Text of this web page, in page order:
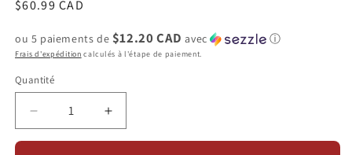
Prix
$60.99 CAD
ou 5 paiements de $12.20 CAD avec ⓘ
Frais d'expédition calculés à l'étape de paiement.
Quantité
Quantité
Réduire
la
Augmenter
la